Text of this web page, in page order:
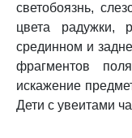
светобоязнь,
цвета радужки,
срединном и
фрагментов
искажение
Дети с увеитами